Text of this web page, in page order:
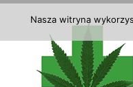
Nasza witryna